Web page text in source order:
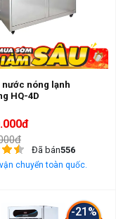
nước nóng lạnh
HQ-4D
Đã bán556
chuyển toàn quốc.
-21%